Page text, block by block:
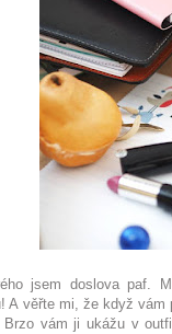
jsem doslova paf.
A věřte mi, že když
vám ji ukážu v